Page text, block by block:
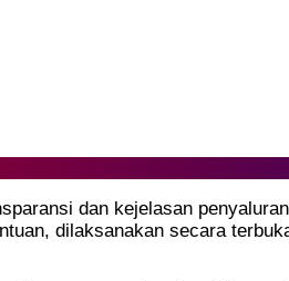
dan kejelasan
dilaksanakan secara